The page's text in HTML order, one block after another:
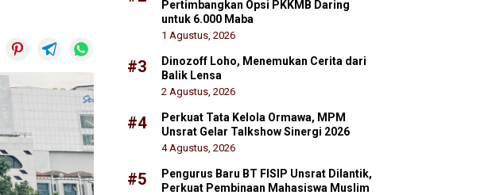
Pertimbangkan Opsi PKKMB Daring
untuk 6.000 Maba
1 Agustus, 2026
#3
Dinozoff Loho, Menemukan Cerita dari
Balik Lensa
2 Agustus, 2026
#4
Perkuat Tata Kelola Ormawa, MPM
Unsrat Gelar Talkshow Sinergi 2026
4 Agustus, 2026
#5
Pengurus Baru BT FISIP Unsrat Dilantik,
Perkuat Pembinaan Mahasiswa Muslim